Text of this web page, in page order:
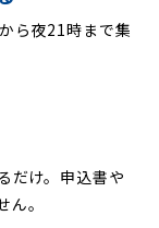
ら夜21時まで集
だけ。申込書や
。